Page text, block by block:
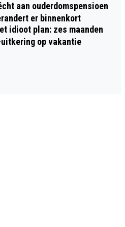
aan ouderdomspensioen
er binnenkort
idioot plan: zes maanden
uitkering op vakantie